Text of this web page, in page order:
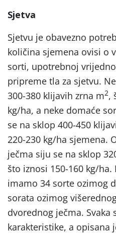
Sjetva
Sjetvu je obavezno
količina sjemena ovisi o
sorti, upotrebnoj
pripreme tla za sjetvu.
300-380 klijavih zrna m2,
kg/ha, a neke domaće
se na sklop 400-450
220-230 kg/ha sjemena.
ječma siju se na sklop
što iznosi 150-160 kg/
imamo 34 sorte ozimog
sorata ozimog
dvorednog ječma. Svaka
karakteristike, a opisana